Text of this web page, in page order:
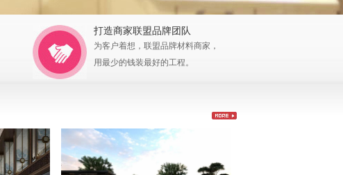
打造商家联盟品牌团队
为客户着想，联盟品牌材料商家，
用最少的钱装最好的工程。